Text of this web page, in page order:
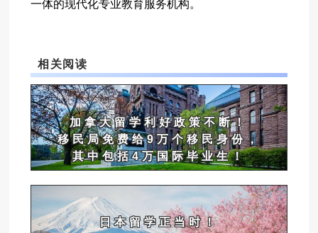
一体的现代化专业教育服务机构。
相关阅读
加拿大留学利好政策不断！
移民局免费给9万个移民身份，
其中包括4万国际毕业生！
日本留学正当时！